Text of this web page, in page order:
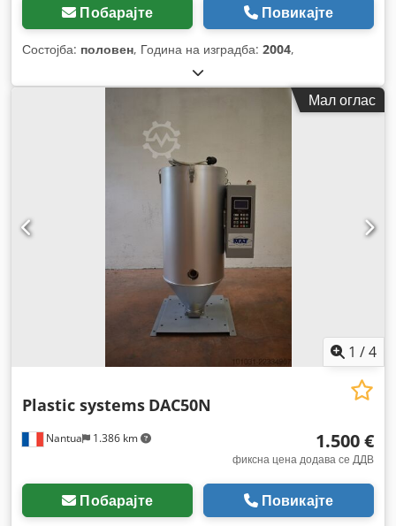
Побарајте Повикајте
Состојба: половен, Година на изградба: 2004,
Мал оглас
1 /4
Nantua 1.386 km
Plastic systems DAC50N
1.500 €
фиксна цена додава се ДДВ
Побарајте Повикајте